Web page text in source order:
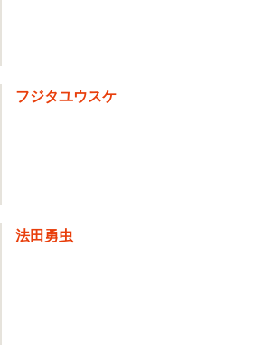
フジタユウスケ
法田勇虫